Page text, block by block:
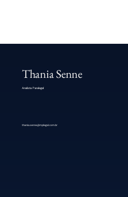
Thania Senne
Analista Paralegal
thania.senne@mplegal.com.br